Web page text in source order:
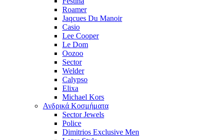
Roamer
Jaqcues Du Manoir
Casio
Lee Cooper
Le Dom
Oozoo
Sector
Welder
Calypso
Elixa
Michael Kors
Ανδρικά Κοσμήματα
Sector Jewels
Police
Dimitrios Exclusive Men